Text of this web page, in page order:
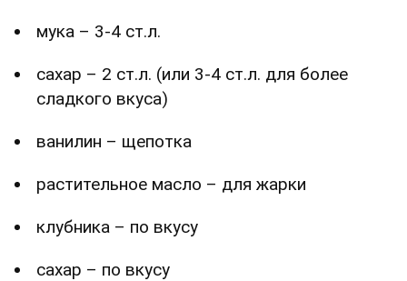
мука – 3-4 ст.л.
сахар – 2 ст.л. (или 3-4 ст.л. для более
сладкого вкуса)
ванилин – щепотка
растительное масло – для жарки
клубника – по вкусу
сахар – по вкусу